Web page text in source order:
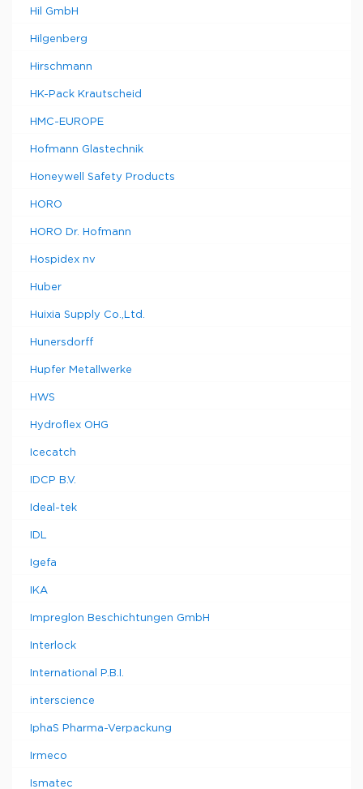
Hil GmbH
Hilgenberg
Hirschmann
HK-Pack Krautscheid
HMC-EUROPE
Hofmann Glastechnik
Honeywell Safety Products
HORO
HORO Dr. Hofmann
Hospidex nv
Huber
Huixia Supply Co.,Ltd.
Hunersdorff
Hupfer Metallwerke
HWS
Hydroflex OHG
Icecatch
IDCP B.V.
Ideal-tek
IDL
Igefa
IKA
Impreglon Beschichtungen GmbH
Interlock
International P.B.I.
interscience
IphaS Pharma-Verpackung
Irmeco
Ismatec